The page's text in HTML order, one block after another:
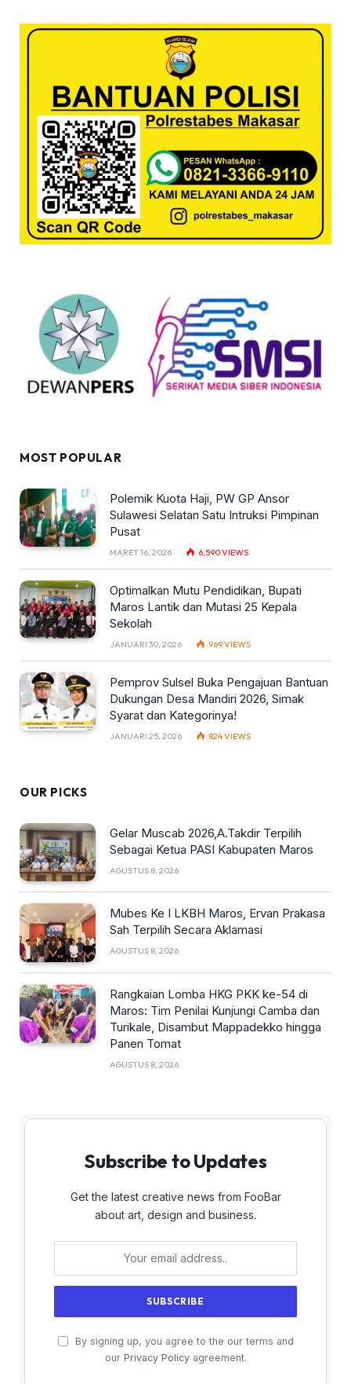
MOST POPULAR
Polemik Kuota Haji, PW GP Ansor
Sulawesi Selatan Satu Intruksi Pimpinan
Pusat
MARET 16, 2026 6,590VIEWS
Optimalkan Mutu Pendidikan, Bupati
Maros Lantik dan Mutasi 25 Kepala
Sekolah
JANUARI 30, 2026 969VIEWS
Pemprov Sulsel Buka Pengajuan Bantuan
Dukungan Desa Mandiri 2026, Simak
Syarat dan Kategorinya!
JANUARI 25, 2026 824VIEWS
OUR PICKS
Gelar Muscab 2026,A.Takdir Terpilih
Sebagai Ketua PASI Kabupaten Maros
AGUSTUS 8, 2026
Mubes Ke I LKBH Maros, Ervan Prakasa
Sah Terpilih Secara Aklamasi
AGUSTUS 8, 2026
Rangkaian Lomba HKG PKK ke-54 di
Maros: Tim Penilai Kunjungi Camba dan
Turikale, Disambut Mappadekko hingga
Panen Tomat
AGUSTUS 8, 2026
Subscribe to Updates
Get the latest creative news from FooBar
about art, design and business.
By signing up, you agree to the our terms and
our Privacy Policyagreement.